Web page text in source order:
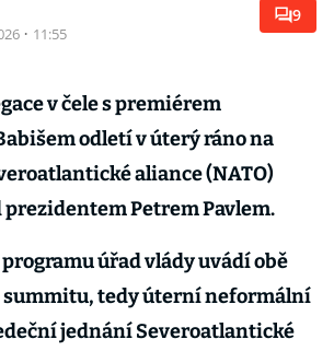
· 11:55
9
v čele s premiérem
odletí v úterý ráno na
aliance (NATO)
Petrem Pavlem.
úřad vlády uvádí obě
summitu, tedy úterní neformální
jednání Severoatlantické